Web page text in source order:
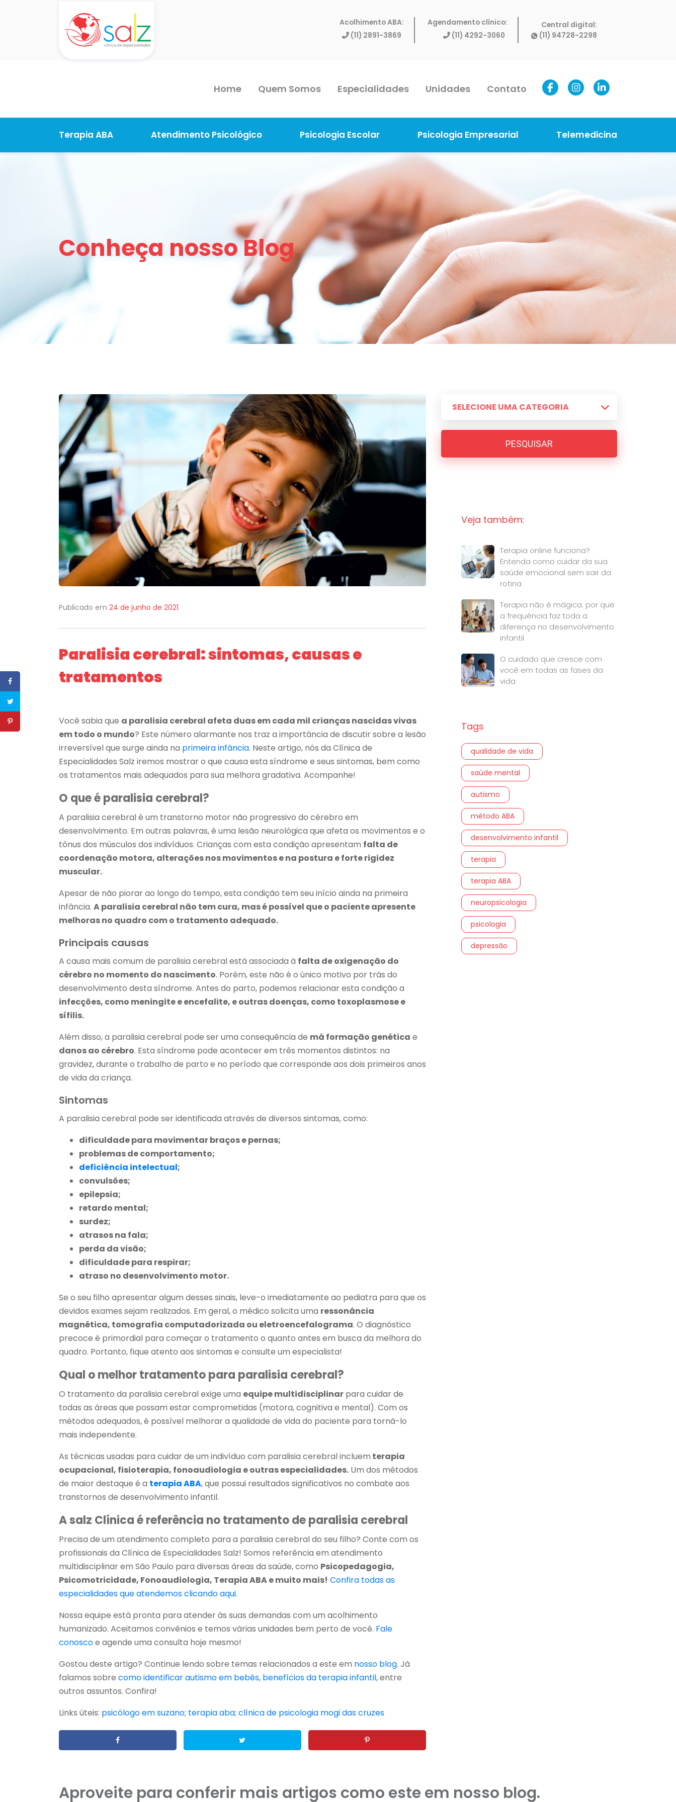
Acolhimento ABA:
(11) 2891-3869
Agendamento clínico:
(11) 4292-3060
Central digital:
(11) 94728-2298
Home Quem Somos Especialidades Unidades Contato
Terapia ABA Atendimento Psicológico Psicologia Escolar Psicologia Empresarial Telemedicina
Conheça nosso Blog
Publicado em 24 de junho de 2021
Paralisia cerebral: sintomas, causas e
tratamentos
Você sabia que a paralisia cerebral afeta duas em cada mil crianças nascidas vivas
em todo o mundo? Este número alarmante nos traz a importância de discutir sobre a lesão
irreversível que surge ainda na primeira infância. Neste artigo, nós da Clínica de
Especialidades Salz iremos mostrar o que causa esta síndrome e seus sintomas, bem como
os tratamentos mais adequados para sua melhora gradativa. Acompanhe!
O que é paralisia cerebral?
A paralisia cerebral é um transtorno motor não progressivo do cérebro em
desenvolvimento. Em outras palavras, é uma lesão neurológica que afeta os movimentos e o
tônus dos músculos dos indivíduos. Crianças com esta condição apresentam falta de
coordenação motora, alterações nos movimentos e na postura e forte rigidez
muscular.
Apesar de não piorar ao longo do tempo, esta condição tem seu início ainda na primeira
infância. A paralisia cerebral não tem cura, mas é possível que o paciente apresente
melhoras no quadro com o tratamento adequado.
Principais causas
A causa mais comum de paralisia cerebral está associada à falta de oxigenação do
cérebro no momento do nascimento. Porém, este não é o único motivo por trás do
desenvolvimento desta síndrome. Antes do parto, podemos relacionar esta condição a
infecções, como meningite e encefalite, e outras doenças, como toxoplasmose e
sífilis.
Além disso, a paralisia cerebral pode ser uma consequência de má formação genética e
danos ao cérebro. Esta síndrome pode acontecer em três momentos distintos: na
gravidez, durante o trabalho de parto e no período que corresponde aos dois primeiros anos
de vida da criança.
Sintomas
A paralisia cerebral pode ser identificada através de diversos sintomas, como:
dificuldade para movimentar braços e pernas;
problemas de comportamento;
deficiência intelectual;
convulsões;
epilepsia;
retardo mental;
surdez;
atrasos na fala;
perda da visão;
dificuldade para respirar;
atraso no desenvolvimento motor.
Se o seu filho apresentar algum desses sinais, leve-o imediatamente ao pediatra para que os
devidos exames sejam realizados. Em geral, o médico solicita uma ressonância
magnética, tomografia computadorizada ou eletroencefalograma. O diagnóstico
precoce é primordial para começar o tratamento o quanto antes em busca da melhora do
quadro. Portanto, fique atento aos sintomas e consulte um especialista!
Qual o melhor tratamento para paralisia cerebral?
O tratamento da paralisia cerebral exige uma equipe multidisciplinar para cuidar de
todas as áreas que possam estar comprometidas (motora, cognitiva e mental). Com os
métodos adequados, é possível melhorar a qualidade de vida do paciente para torná-lo
mais independente.
As técnicas usadas para cuidar de um indivíduo com paralisia cerebral incluem terapia
ocupacional, fisioterapia, fonoaudiologia e outras especialidades. Um dos métodos
de maior destaque é a terapia ABA, que possui resultados significativos no combate aos
transtornos de desenvolvimento infantil.
A salz Clínica é referência no tratamento de paralisia cerebral
Precisa de um atendimento completo para a paralisia cerebral do seu filho? Conte com os
profissionais da Clínica de Especialidades Salz! Somos referência em atendimento
multidisciplinar em São Paulo para diversas áreas da saúde, como Psicopedagogia,
Psicomotricidade, Fonoaudiologia, Terapia ABA e muito mais! Confira todas as
especialidades que atendemos clicando aqui.
Nossa equipe está pronta para atender às suas demandas com um acolhimento
humanizado. Aceitamos convênios e temos várias unidades bem perto de você. Fale
conoscoe agende uma consulta hoje mesmo!
Gostou deste artigo? Continue lendo sobre temas relacionados a este em nosso blog. Já
falamos sobre como identificar autismo em bebês, benefícios da terapia infantil, entre
outros assuntos. Confira!
Links úteis: psicólogo em suzano; terapia aba; clínica de psicologia mogi das cruzes
PESQUISAR
Veja também:
Terapia online funciona?
Entenda como cuidar da sua
saúde emocional sem sair da
rotina
Terapia não é mágica: por que
a frequência faz toda a
diferença no desenvolvimento
infantil
O cuidado que cresce com
você em todas as fases da
vida
Tags
qualidade de vida
saúde mental
autismo
método ABA
desenvolvimento infantil
terapia
terapia ABA
neuropsicologia
psicologia
depressão
Aproveite para conferir mais artigos como este em nosso blog.